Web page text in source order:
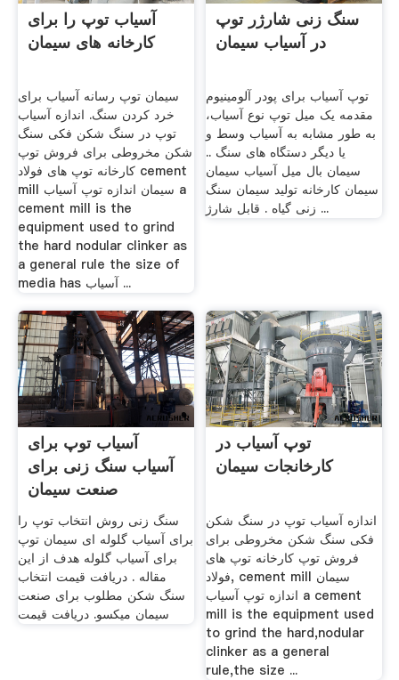
آسیاب توپ را برای
کارخانه های سیمان
سیمان توپ رسانه آسیاب برای
خرد کردن سنگ. اندازه آسیاب
توپ در سنگ شکن فکی سنگ
شکن مخروطی برای فروش توپ
کارخانه توپ های فولاد cement
mill سیمان اندازه توپ آسیاب a
cement mill is the
equipment used to grind
the hard nodular clinker as
a general rule the size of
media has آسیاب ...
سنگ زنی شارژر توپ
در آسیاب سیمان
توپ آسیاب برای پودر آلومینیوم
مقدمه یک میل توپ نوع آسیاب،
به طور مشابه به آسیاب وسط و
یا دیگر دستگاه های سنگ ..
سیمان بال میل آسیاب سیمان
سیمان کارخانه تولید سیمان سنگ
زنی گیاه . قابل شارژ ...
آسیاب توپ برای
آسیاب سنگ زنی برای
صنعت سیمان
سنگ زنی روش انتخاب توپ را
برای آسیاب گلوله ای سیمان توپ
برای آسیاب گلوله هدف از این
مقاله . دریافت قیمت انتخاب
سنگ شکن مطلوب برای صنعت
سیمان میکسو. دریافت قیمت
توپ آسیاب در
کارخانجات سیمان
اندازه آسیاب توپ در سنگ شکن
فکی سنگ شکن مخروطی برای
فروش توپ کارخانه توپ های
فولاد, cement mill سیمان
اندازه توپ آسیاب a cement
mill is the equipment used
to grind the hard,nodular
clinker as a general
rule,the size ...